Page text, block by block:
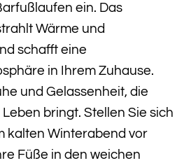
ein. Das
Wärme und
schafft eine
in Ihrem Zuhause.
und Gelassenheit, die
bringt. Stellen Sie sich
kalten Winterabend vor
Füße in den weichen